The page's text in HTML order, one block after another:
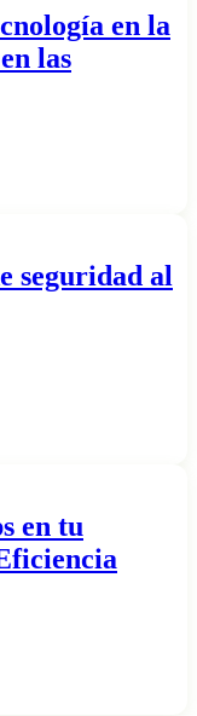
en la
las
seguridad al
en tu